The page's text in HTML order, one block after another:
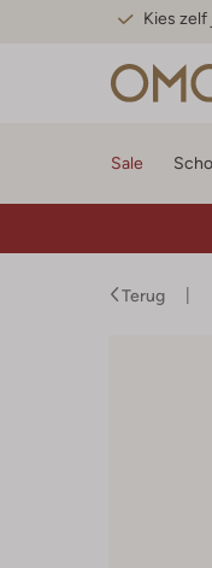
Kies
Sale
Terug